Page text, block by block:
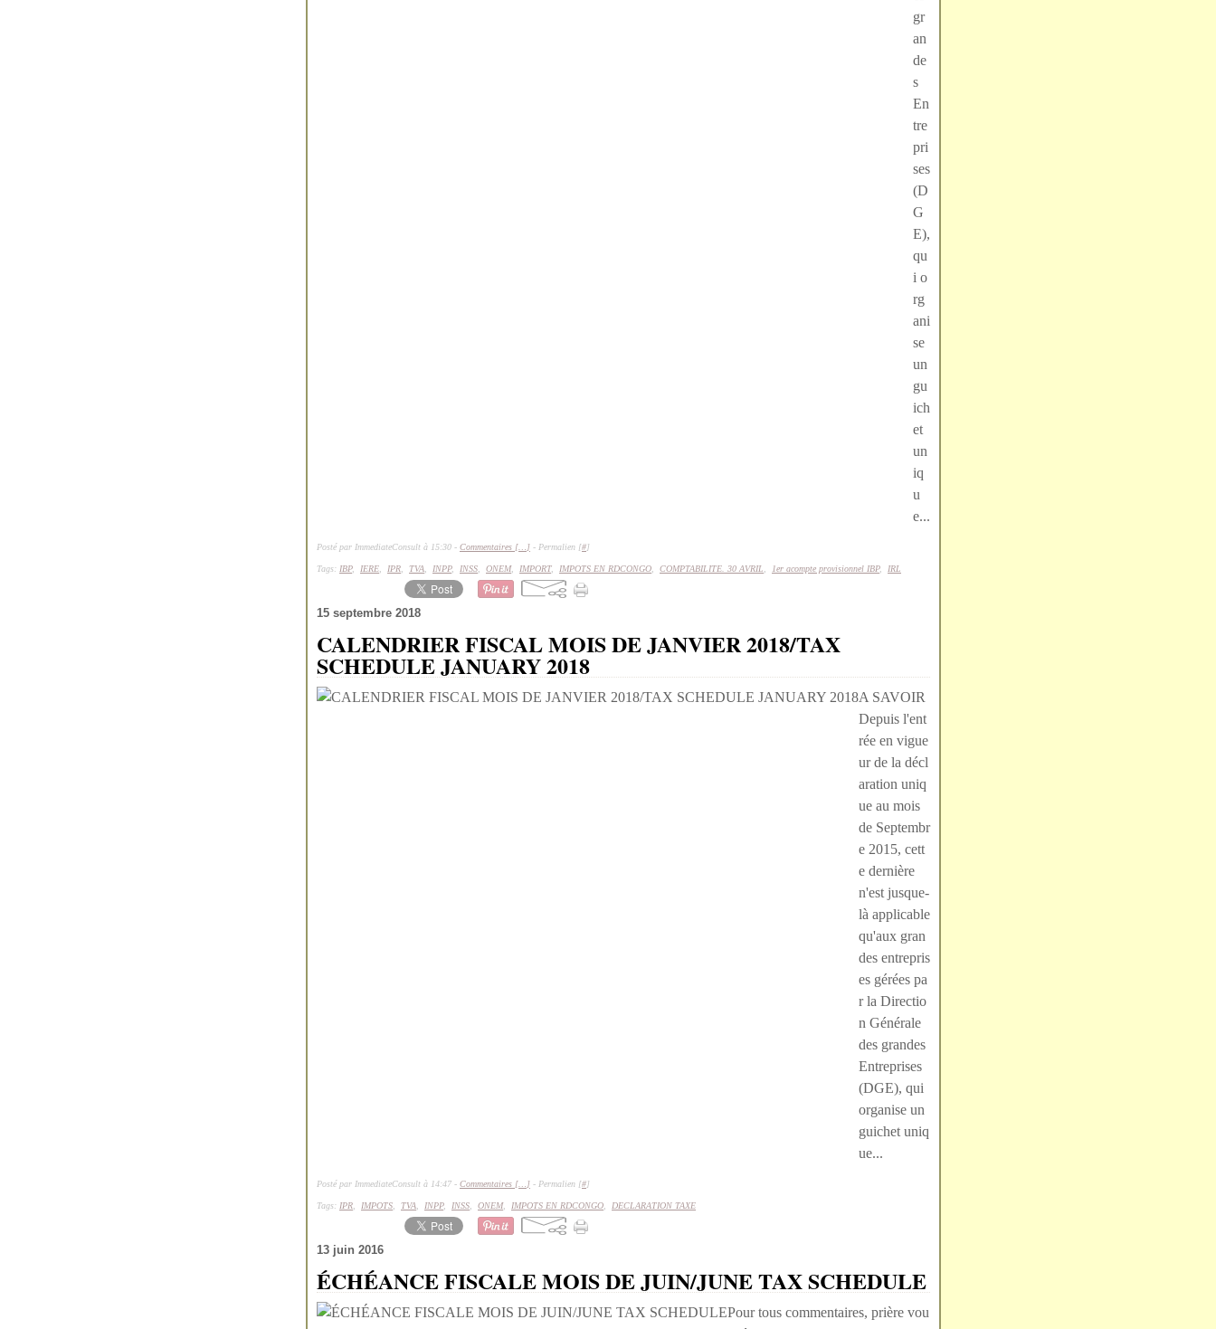
gr
an
de
s
En
tre
pri
ses
(D
G
E),
qu
i o
rg
ani
se
un
gu
ich
et
un
iq
u
e...
Posté par ImmediateConsult à 15:30 - Commentaires [ ] - Permalien [#]
Tags: IBP, IERE IPR TVA INPP, INSS ONEM, IMPORT, IMPOTS EN RDCONGO COMPTABILITE. 30 AVRIL 1er acompte provisionnel IBP, IRL
15 septembre 2018
CALENDRIER FISCAL MOIS DE JANVIER 2018/TAX
SCHEDULE JANUARY 2018
A SAVOIR
Depuis l'ent
rée en vigue
ur de la décl
aration uniq
ue au mois
de Septembr
e 2015, cett
e dernière
n'est jusque-
là applicable
qu'aux gran
des entrepris
es gérées pa
r la Directio
n Générale
des grandes
Entreprises
(DGE), qui
organise un
guichet uniq
ue...
Posté par ImmediateConsult à 14:47 - Commentaires [ ] - Permalien [#]
Tags: IPR IMPOTS TVA INPP, INSS ONEM, IMPOTS EN RDCONGO DECLARATION TAXE
13 juin 2016
ÉCHÉANCE FISCALE MOIS DE JUIN/JUNE TAX SCHEDULE
Pour tous commentaires, prière vou